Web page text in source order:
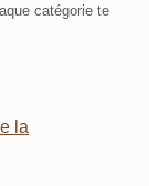
catégorie te
la